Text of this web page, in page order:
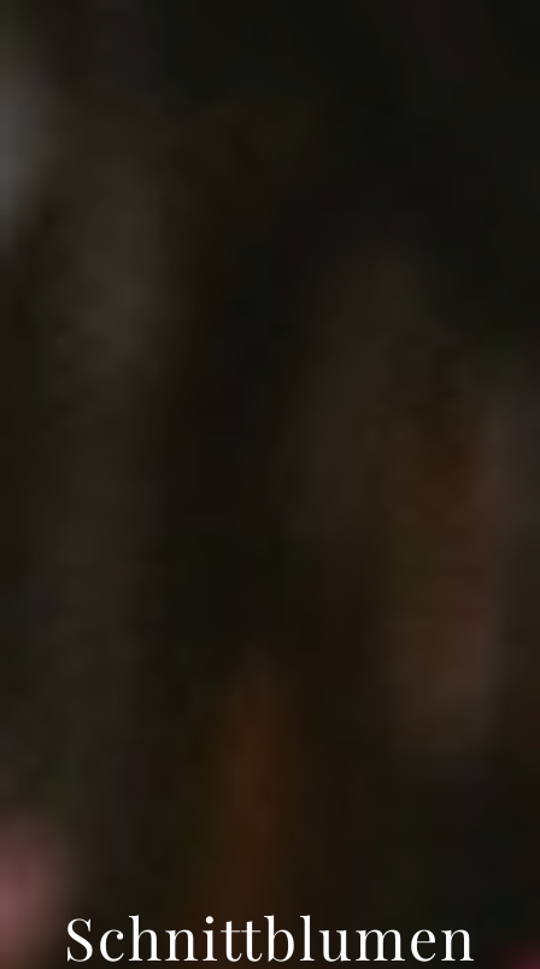
Hochzeitssträuß